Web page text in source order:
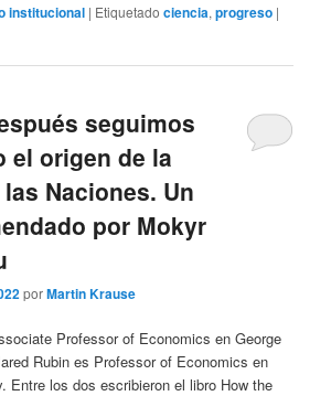
institucional | Etiquetado ciencia,progreso |
seguimos
el origen de la
Naciones. Un
por Mokyr
porMartin Krause
Professor of Economics en George
Rubin es Professor of Economics en
Entre los dos escribieron el libro How the